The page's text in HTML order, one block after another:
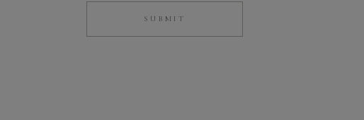
SUBMIT